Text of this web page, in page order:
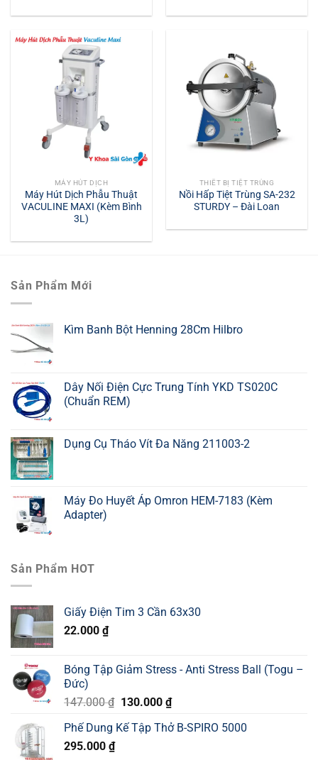
MÁY HÚT DỊCH
Máy Hút Dịch Phẫu Thuật
VACULINE MAXI (Kèm Bình
3L)
THIẾT BỊ TIỆT TRÙNG
Nồi Hấp Tiệt Trùng SA-232
STURDY – Đài Loan
Sản Phẩm Mới
Kìm Banh Bột Henning 28Cm Hilbro
Dây Nối Điện Cực Trung Tính YKD TS020C
(Chuẩn REM)
Dụng Cụ Tháo Vít Đa Năng 211003-2
Máy Đo Huyết Áp Omron HEM-7183 (Kèm
Adapter)
Sản Phẩm HOT
Giấy Điện Tim 3 Cần 63x30
22.000 ₫
Bóng Tập Giảm Stress - Anti Stress Ball (Togu –
Đức)
147.000₫ Giá
là:
130.000 ₫Giá
tại
Phế Dung Kế Tập Thở B-SPIRO 5000
295.000 ₫